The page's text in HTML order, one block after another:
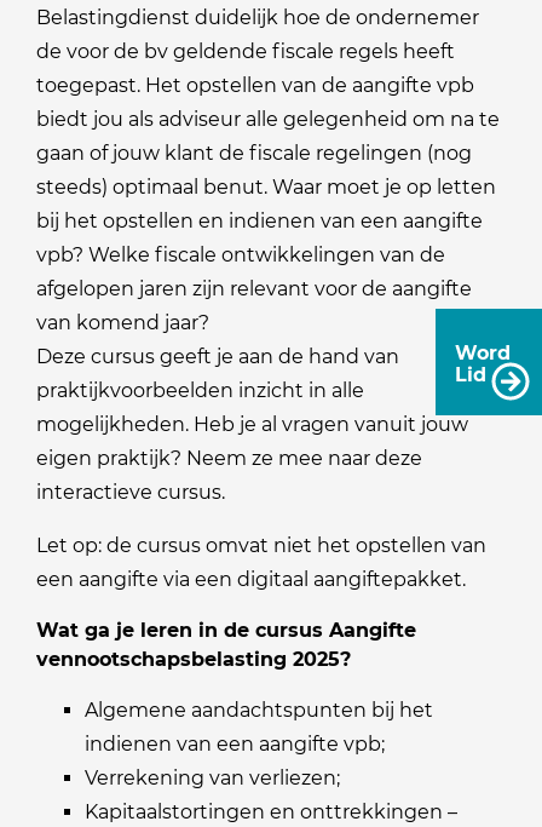
Word
Lid
Belastingdienst duidelijk hoe de ondernemer
de voor de bv geldende fiscale regels heeft
toegepast. Het opstellen van de aangifte vpb
biedt jou als adviseur alle gelegenheid om na te
gaan of jouw klant de fiscale regelingen (nog
steeds) optimaal benut. Waar moet je op letten
bij het opstellen en indienen van een aangifte
vpb? Welke fiscale ontwikkelingen van de
afgelopen jaren zijn relevant voor de aangifte
van komend jaar?
Deze cursus geeft je aan de hand van
praktijkvoorbeelden inzicht in alle
mogelijkheden. Heb je al vragen vanuit jouw
eigen praktijk? Neem ze mee naar deze
interactieve cursus.
Let op: de cursus omvat niet het opstellen van
een aangifte via een digitaal aangiftepakket.
Wat ga je leren in de cursus Aangifte
vennootschapsbelasting 2025?
Algemene aandachtspunten bij het
indienen van een aangifte vpb;
Verrekening van verliezen;
Kapitaalstortingen en onttrekkingen –